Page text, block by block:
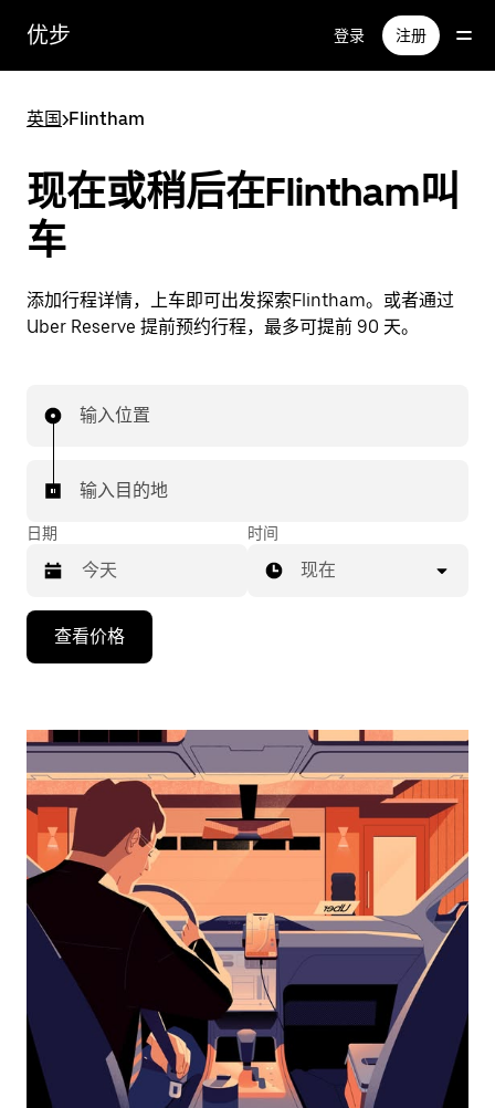
优步 登录 注册
英国>Flintham
现在或稍后在Flintham叫
车
添加行程详情，上车即可出发探索Flintham。或者通过
Uber Reserve 提前预约行程，最多可提前 90 天。
输入位置
输入目的地
日期
向
头
浏
日
并
期。
按
退
时间
现在
查看价格